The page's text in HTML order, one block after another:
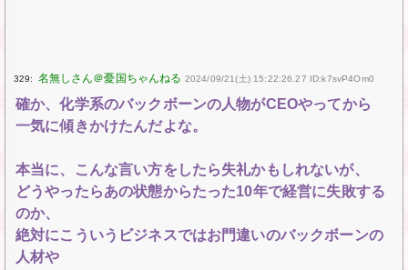
329: 2024/09/21(土) 15:22:26.27 ID:k7svP4Om0
確か、化学系のバックボーンの人物がCEOやってから
一気に傾きかけたんだよな。
本当に、こんな言い方をしたら失礼かもしれないが、
どうやったらあの状態からたった10年で経営に失敗する
のか、
絶対にこういうビジネスではお門違いのバックボーンの
人材や